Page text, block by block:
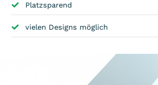
Platzsparend
vielen Designs möglich